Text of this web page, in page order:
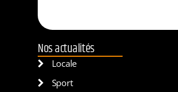
Nos actualités
Locale
Sport